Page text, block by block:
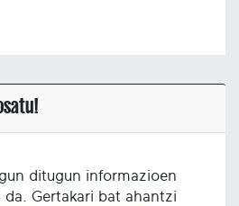
ditugun informazioen
da. Gertakari bat ahantzi